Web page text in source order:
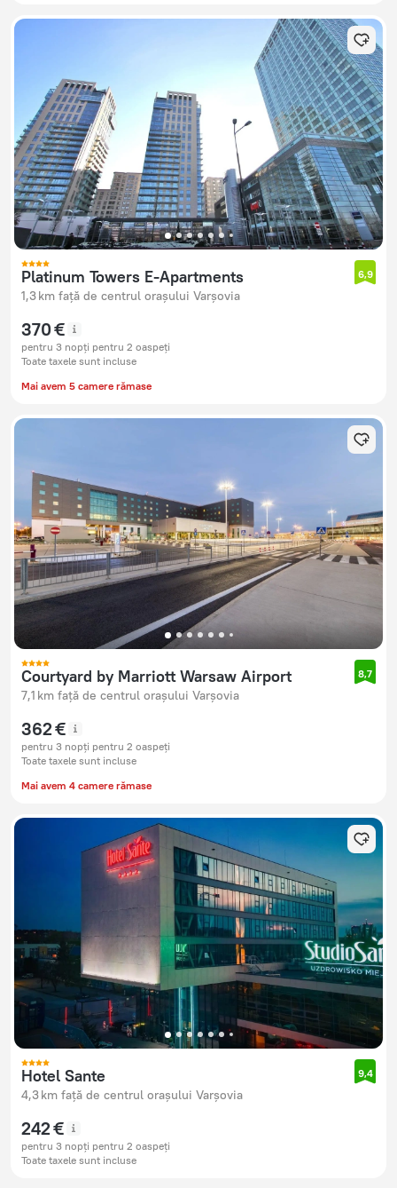
Platinum Towers E-Apartments
1,3 km față de centrul orașului Varșovia
6,9
370 €
pentru 3 nopți pentru 2 oaspeți
Toate taxele sunt incluse
Mai avem 5 camere rămase
Courtyard by Marriott Warsaw Airport
7,1 km față de centrul orașului Varșovia
8,7
362 €
pentru 3 nopți pentru 2 oaspeți
Toate taxele sunt incluse
Mai avem 4 camere rămase
Hotel Sante
4,3 km față de centrul orașului Varșovia
9,4
242 €
pentru 3 nopți pentru 2 oaspeți
Toate taxele sunt incluse